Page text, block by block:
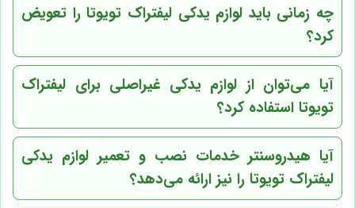
چه زمانی باید لوازم یدکی لیفتراک تویوتا را تعویض
کرد؟
آیا می‌توان از لوازم یدکی غیراصلی برای لیفتراک
تویوتا استفاده کرد؟
آیا هیدروسنتر خدمات نصب و تعمیر لوازم یدکی
لیفتراک تویوتا را نیز ارائه می‌دهد؟